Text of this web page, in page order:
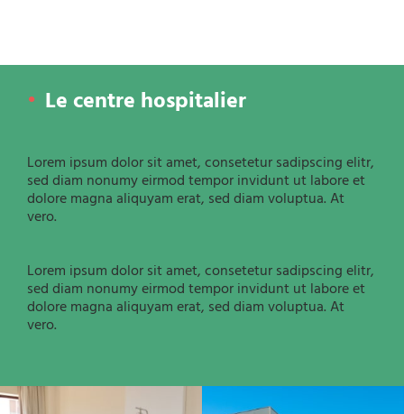
Le centre hospitalier
Lorem ipsum dolor sit amet, consetetur sadipscing elitr,
sed diam nonumy eirmod tempor invidunt ut labore et
dolore magna aliquyam erat, sed diam voluptua. At
vero.
Lorem ipsum dolor sit amet, consetetur sadipscing elitr,
sed diam nonumy eirmod tempor invidunt ut labore et
dolore magna aliquyam erat, sed diam voluptua. At
vero.